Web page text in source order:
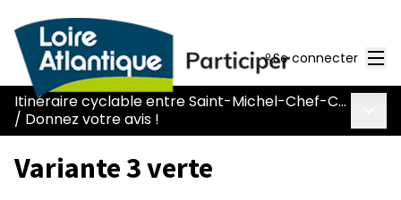
Se connecter
Itinéraire cyclable entre Saint-Michel-Chef-Chef et Saint-Père-en-Retz (L031)
/ Donnez votre avis !
Variante 3 verte